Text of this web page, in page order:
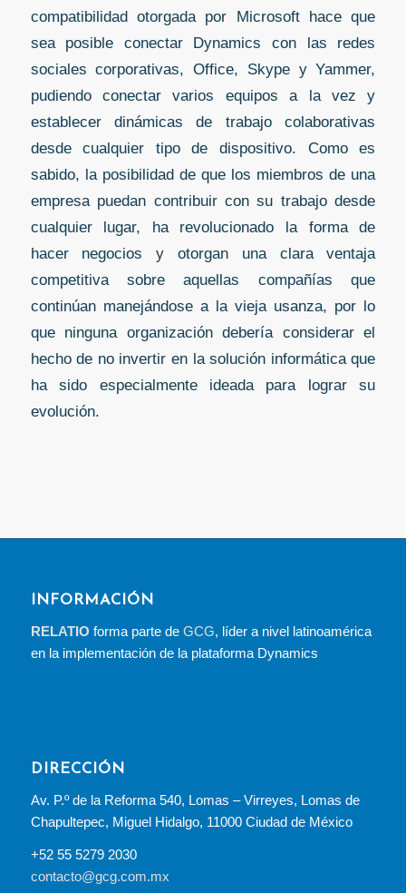
compatibilidad otorgada por Microsoft hace que
sea posible conectar Dynamics con las redes
sociales corporativas, Office, Skype y Yammer,
pudiendo conectar varios equipos a la vez y
establecer dinámicas de trabajo colaborativas
desde cualquier tipo de dispositivo. Como es
sabido, la posibilidad de que los miembros de una
empresa puedan contribuir con su trabajo desde
cualquier lugar, ha revolucionado la forma de
hacer negocios y otorgan una clara ventaja
competitiva sobre aquellas compañías que
continúan manejándose a la vieja usanza, por lo
que ninguna organización debería considerar el
hecho de no invertir en la solución informática que
ha sido especialmente ideada para lograr su
evolución.
INFORMACIÓN
RELATIO forma parte de GCG, líder a nivel latinoamérica
en la implementación de la plataforma Dynamics
DIRECCIÓN
Av. P.º de la Reforma 540, Lomas – Virreyes, Lomas de
Chapultepec, Miguel Hidalgo, 11000 Ciudad de México
+52 55 5279 2030
contacto@gcg.com.mx